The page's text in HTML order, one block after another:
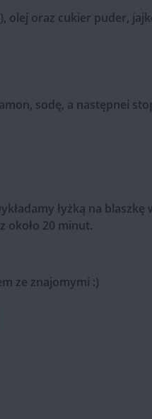
olej oraz cukier puder,
sodę, a następnei
łyżką na blaszkę
około 20 minut.
ze znajomymi :)